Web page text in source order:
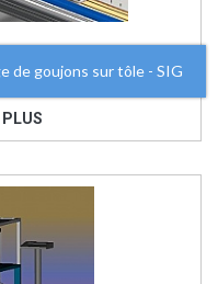
de goujons sur tôle - SIG
PLUS